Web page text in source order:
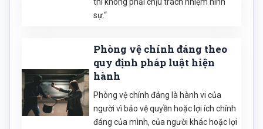
thì không phải chịu trách nhiệm hình
sự.“
Phòng vệ chính đáng theo
quy định pháp luật hiện
hành
Phòng vệ chính đáng là hành vi của
người vì bảo vệ quyền hoặc lợi ích chính
đáng của mình, của người khác hoặc lợi